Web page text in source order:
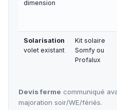
dimension
Solarisation
volet existant
Kit solaire
Somfy ou
Profalux
Devis ferme communiqué
majoration soir/WE/fériés.